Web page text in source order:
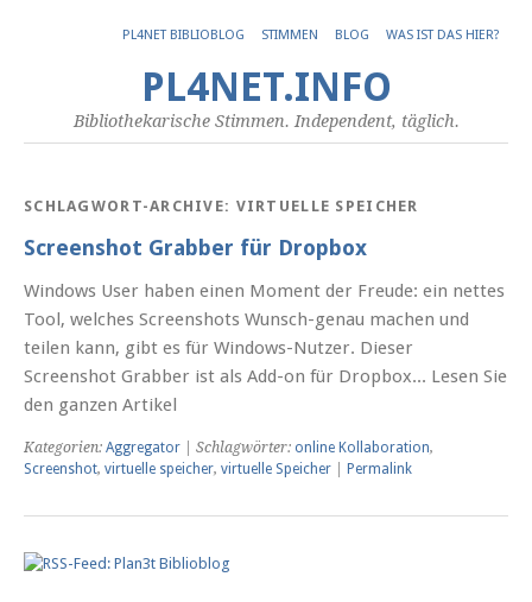
PL4NET BIBLIOBLOG STIMMEN BLOG WAS IST DAS HIER?
PL4NET.INFO
Bibliothekarische Stimmen. Independent, täglich.
SCHLAGWORT-ARCHIVE: VIRTUELLE SPEICHER
Screenshot Grabber für Dropbox
Windows User haben einen Moment der Freude: ein nettes
Tool, welches Screenshots Wunsch-genau machen und
teilen kann, gibt es für Windows-Nutzer. Dieser
Screenshot Grabber ist als Add-on für Dropbox... Lesen Sie
den ganzen Artikel
Kategorien: Aggregator | Schlagwörter: online Kollaboration,
Screenshot, virtuelle speicher, virtuelle Speicher Permalink